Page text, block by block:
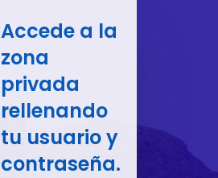
Accede a la
zona
privada
rellenando
tu usuario y
contraseña.